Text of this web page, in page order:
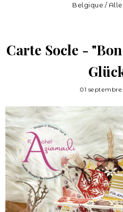
Belgique /
Carte Socle -
01